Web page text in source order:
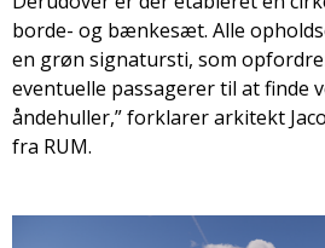
borde- og bænkesæt. Alle
en grøn signatursti, som
eventuelle passagerer til at finde
åndehuller,” forklarer arkitekt
fra RUM.